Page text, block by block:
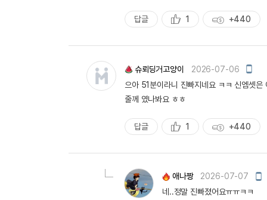
성
답글
추
천
1
획
득
+440
슈뢰딩거고양이 2026-07-06
모
일
으아 51분이라니 진빠지네요 ㅋㅋ 신엠셋
줄께 였나봐요 ㅎㅎ
답글
추
1
획
+440
애나짱 2026-07-07
모
네..정말 진빠졌어요ㅠㅠㅋㅋ